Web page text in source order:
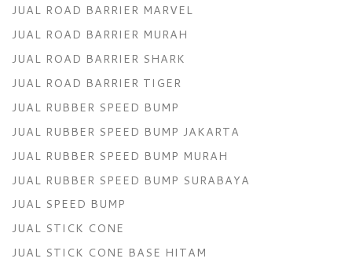
JUAL ROAD BARRIER MARVEL
JUAL ROAD BARRIER MURAH
JUAL ROAD BARRIER SHARK
JUAL ROAD BARRIER TIGER
JUAL RUBBER SPEED BUMP
JUAL RUBBER SPEED BUMP JAKARTA
JUAL RUBBER SPEED BUMP MURAH
JUAL RUBBER SPEED BUMP SURABAYA
JUAL SPEED BUMP
JUAL STICK CONE
JUAL STICK CONE BASE HITAM